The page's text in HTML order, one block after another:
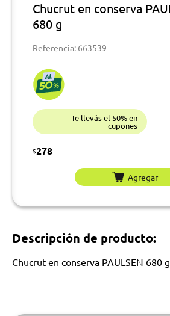
Chucrut en conserva
680 g
Referencia: 663539
Te llevás el 50% en
cupones
$278
Agregar
Descripción de producto:
Chucrut en conserva PAULSEN 680 g